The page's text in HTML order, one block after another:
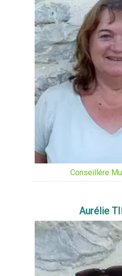
Conseillére
Aurélie